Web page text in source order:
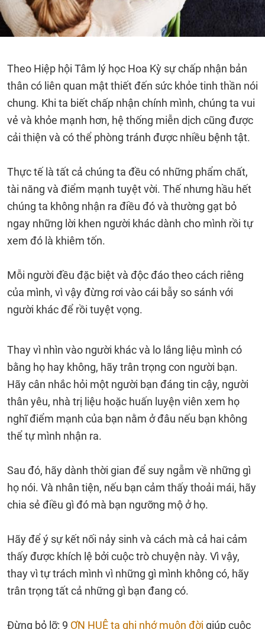
Theo Hiệp hội Tâm lý học Hoa Kỳ sự chấp nhận bản
thân có liên quan mật thiết đến sức khỏe tinh thần nói
chung. Khi ta biết chấp nhận chính mình, chúng ta vui
vẻ và khỏe mạnh hơn, hệ thống miễn dịch cũng được
cải thiện và có thể phòng tránh được nhiều bệnh tật.
Thực tế là tất cả chúng ta đều có những phẩm chất,
tài năng và điểm mạnh tuyệt vời. Thế nhưng hầu hết
chúng ta không nhận ra điều đó và thường gạt bỏ
ngay những lời khen người khác dành cho mình rồi tự
xem đó là khiêm tốn.
Mỗi người đều đặc biệt và độc đáo theo cách riêng
của mình, vì vậy đừng rơi vào cái bẫy so sánh với
người khác để rồi tuyệt vọng.
Thay vì nhìn vào người khác và lo lắng liệu mình có
bằng họ hay không, hãy trân trọng con người bạn.
Hãy cân nhắc hỏi một người bạn đáng tin cậy, người
thân yêu, nhà trị liệu hoặc huấn luyện viên xem họ
nghĩ điểm mạnh của bạn nằm ở đâu nếu bạn không
thể tự mình nhận ra.
Sau đó, hãy dành thời gian để suy ngẫm về những gì
họ nói. Và nhân tiện, nếu bạn cảm thấy thoải mái, hãy
chia sẻ điều gì đó mà bạn ngưỡng mộ ở họ.
Hãy để ý sự kết nối nảy sinh và cách mà cả hai cảm
thấy được khích lệ bởi cuộc trò chuyện này. Vì vậy,
thay vì tự trách mình vì những gì mình không có, hãy
trân trọng tất cả những gì bạn đang có.
Đừng bỏ lỡ: 9 ƠN HUỆ ta ghi nhớ muôn đời giúp cuộc